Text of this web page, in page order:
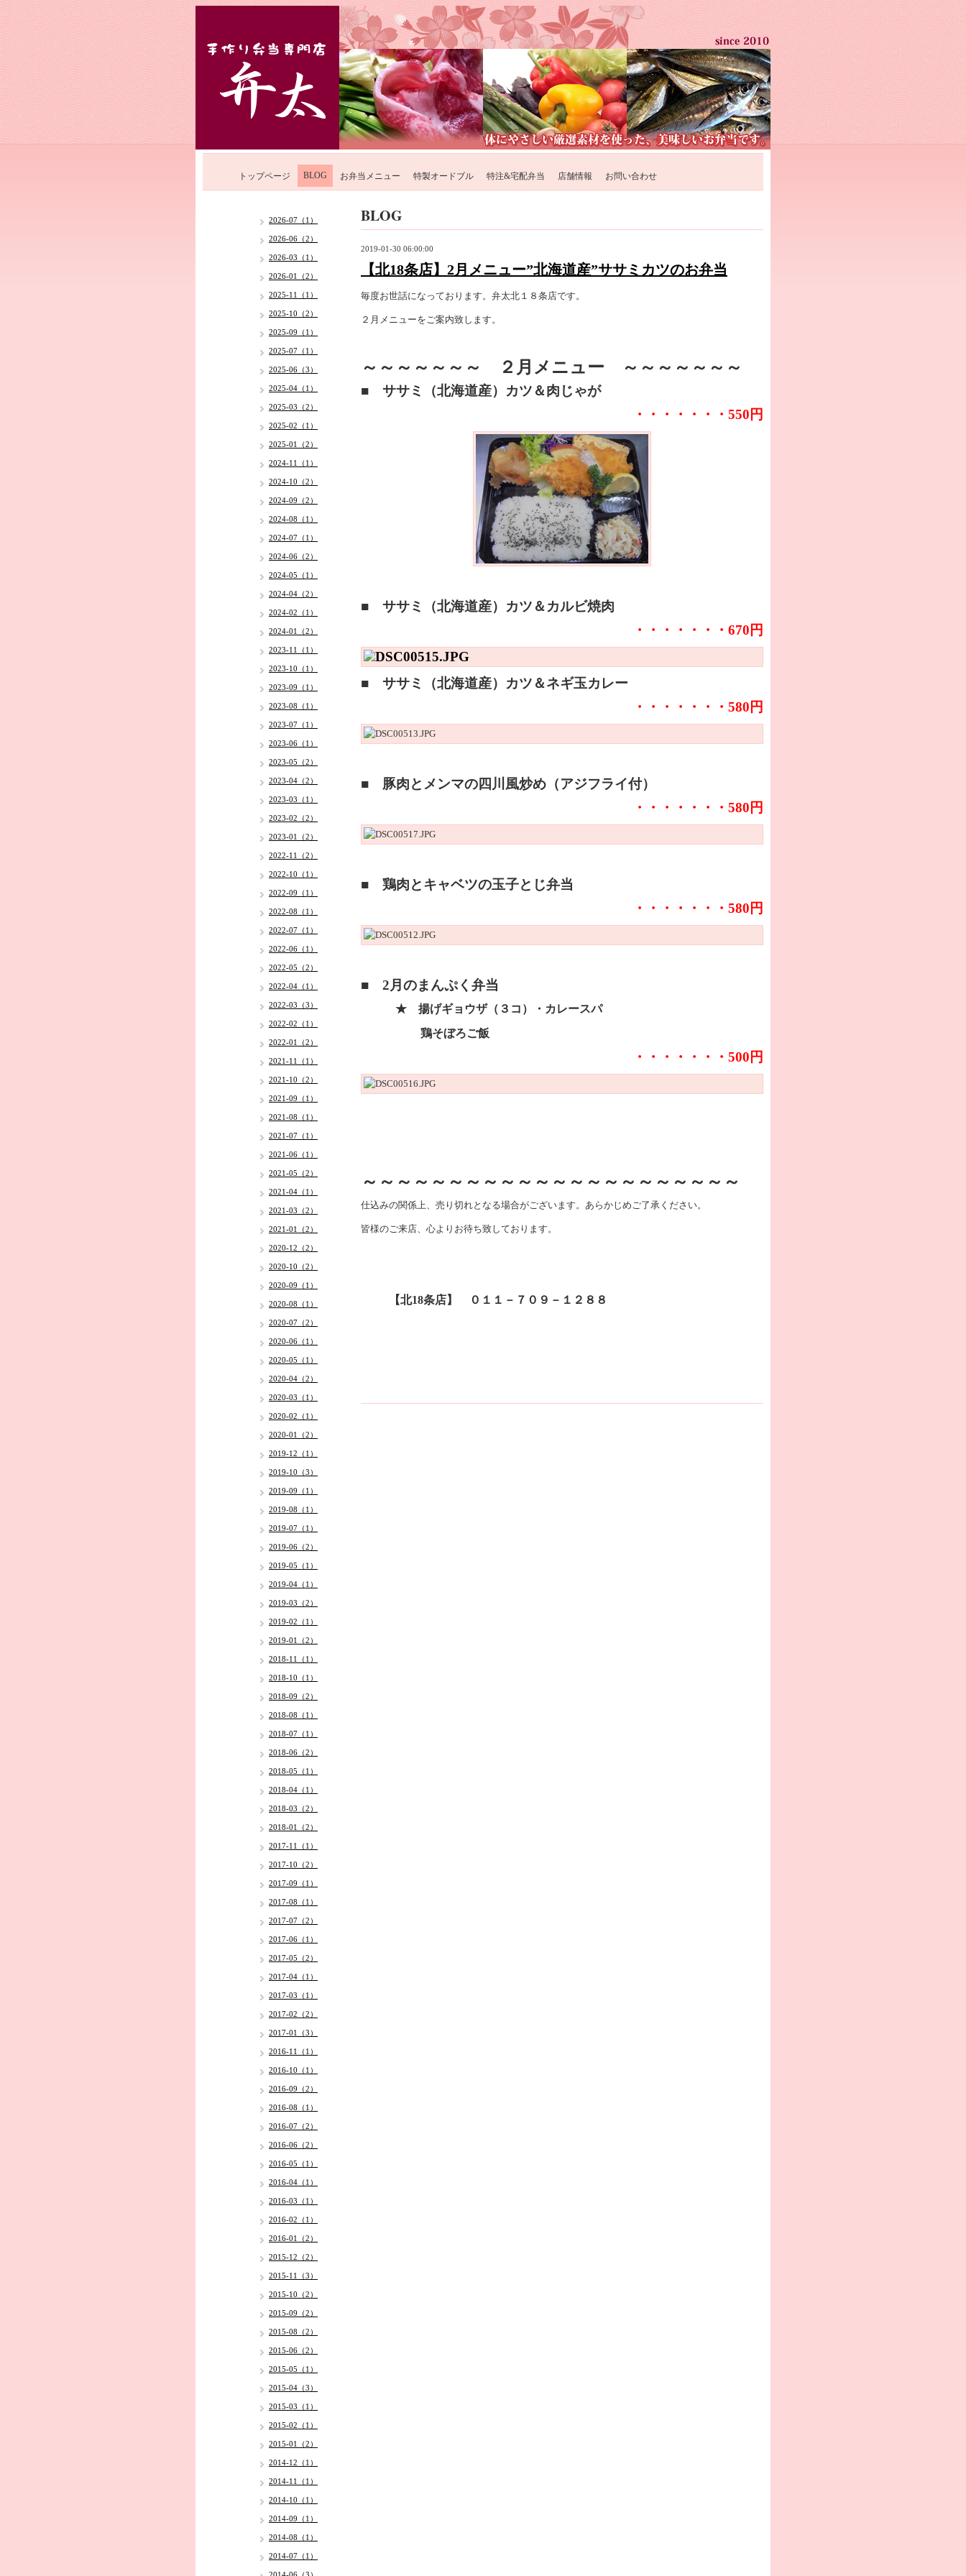
トップページ BLOG お弁当メニュー 特製オードブル 特注&宅配弁当 店舗情報 お問い合わせ
BLOG
2019-01-30 06:00:00
【北18条店】2月メニュー”北海道産”ササミカツのお弁当
毎度お世話になっております。弁太北１８条店です。
２月メニューをご案内致します。
～～～～～～～ ２月メニュー ～～～～～～～
■ ササミ（北海道産）カツ＆肉じゃが
・・・・・・・550円
■ ササミ（北海道産）カツ＆カルビ焼肉
・・・・・・・670円
■ ササミ（北海道産）カツ＆ネギ玉カレー
・・・・・・・580円
■ 豚肉とメンマの四川風炒め（アジフライ付）
・・・・・・・580円
■ 鶏肉とキャベツの玉子とじ弁当
・・・・・・・580円
■ 2月のまんぷく弁当
★ 揚げギョウザ（３コ）・カレースパ
鶏そぼろご飯
・・・・・・・500円
～～～～～～～～～～～～～～～～～～～～～～
仕込みの関係上、売り切れとなる場合がございます。あらかじめご了承ください。
皆様のご来店、心よりお待ち致しております。
【北18条店】 ０１１－７０９－１２８８
2026-07（1）
2026-06（2）
2026-03（1）
2026-01（2）
2025-11（1）
2025-10（2）
2025-09（1）
2025-07（1）
2025-06（3）
2025-04（1）
2025-03（2）
2025-02（1）
2025-01（2）
2024-11（1）
2024-10（2）
2024-09（2）
2024-08（1）
2024-07（1）
2024-06（2）
2024-05（1）
2024-04（2）
2024-02（1）
2024-01（2）
2023-11（1）
2023-10（1）
2023-09（1）
2023-08（1）
2023-07（1）
2023-06（1）
2023-05（2）
2023-04（2）
2023-03（1）
2023-02（2）
2023-01（2）
2022-11（2）
2022-10（1）
2022-09（1）
2022-08（1）
2022-07（1）
2022-06（1）
2022-05（2）
2022-04（1）
2022-03（3）
2022-02（1）
2022-01（2）
2021-11（1）
2021-10（2）
2021-09（1）
2021-08（1）
2021-07（1）
2021-06（1）
2021-05（2）
2021-04（1）
2021-03（2）
2021-01（2）
2020-12（2）
2020-10（2）
2020-09（1）
2020-08（1）
2020-07（2）
2020-06（1）
2020-05（1）
2020-04（2）
2020-03（1）
2020-02（1）
2020-01（2）
2019-12（1）
2019-10（3）
2019-09（1）
2019-08（1）
2019-07（1）
2019-06（2）
2019-05（1）
2019-04（1）
2019-03（2）
2019-02（1）
2019-01（2）
2018-11（1）
2018-10（1）
2018-09（2）
2018-08（1）
2018-07（1）
2018-06（2）
2018-05（1）
2018-04（1）
2018-03（2）
2018-01（2）
2017-11（1）
2017-10（2）
2017-09（1）
2017-08（1）
2017-07（2）
2017-06（1）
2017-05（2）
2017-04（1）
2017-03（1）
2017-02（2）
2017-01（3）
2016-11（1）
2016-10（1）
2016-09（2）
2016-08（1）
2016-07（2）
2016-06（2）
2016-05（1）
2016-04（1）
2016-03（1）
2016-02（1）
2016-01（2）
2015-12（2）
2015-11（3）
2015-10（2）
2015-09（2）
2015-08（2）
2015-06（2）
2015-05（1）
2015-04（3）
2015-03（1）
2015-02（1）
2015-01（2）
2014-12（1）
2014-11（1）
2014-10（1）
2014-09（1）
2014-08（1）
2014-07（1）